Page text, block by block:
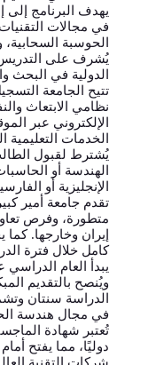
يهدف البرنامج إلى
الحوسبة
يُشرف على التدريس
الدولية في البحث
تتيح الجامعة
نظامي الابتعاث
الإلكتروني عبر
الخدمات التعليمية
يُشترط لقبول
الهندسة أو
الإنجليزية أو
تقدم جامعة أمير
متطورة، وفرص
إيران وخارجها.
كامل خلال فترة
يبدأ العام
ويُنصح بالتقديم
الدراسة سنتان
في مجال هندسة
تُعتبر شهادة
دوليًا، مما يفتح